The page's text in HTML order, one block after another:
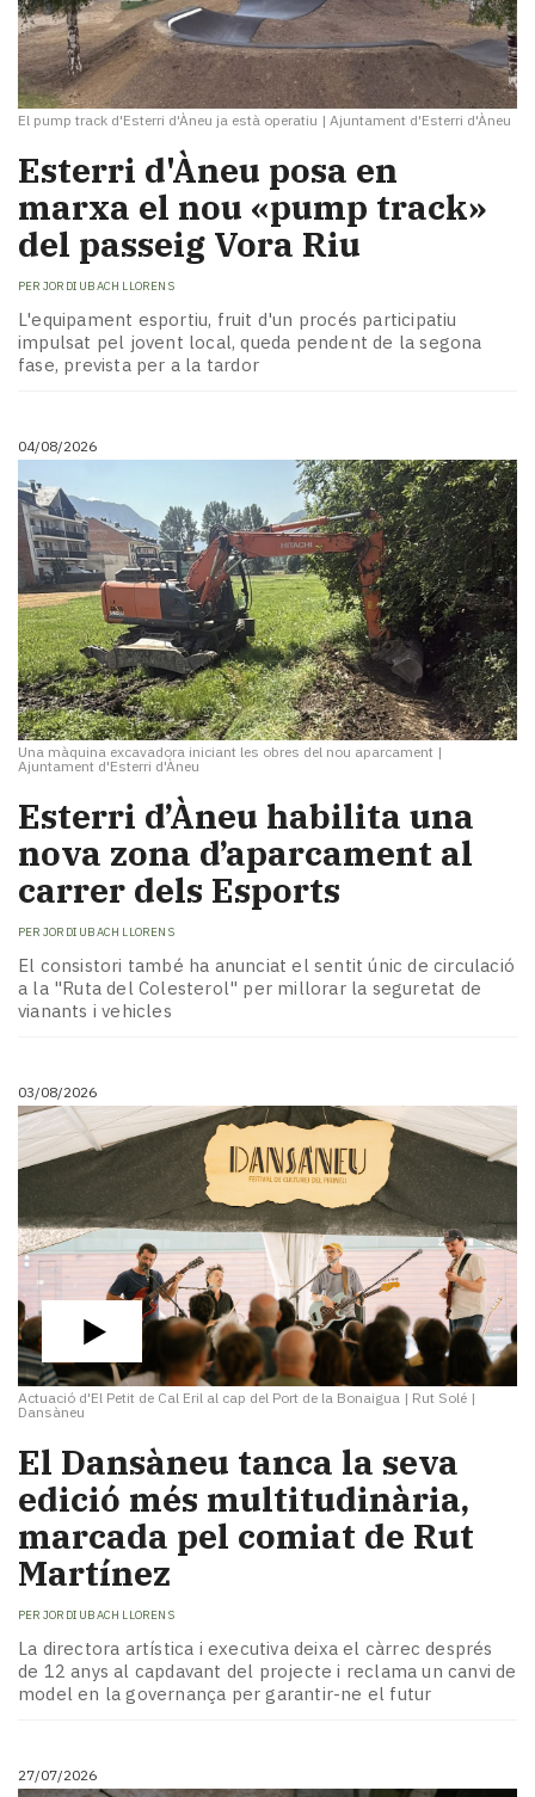
El pump track d'Esterri d'Àneu ja està operatiu | Ajuntament d'Esterri d'Àneu
Esterri d'Àneu posa en
marxa el nou «pump track»
del passeig Vora Riu
PER JORDI UBACH LLORENS
L'equipament esportiu, fruit d'un procés participatiu
impulsat pel jovent local, queda pendent de la segona
fase, prevista per a la tardor
04/08/2026
Una màquina excavadora iniciant les obres del nou aparcament |
Ajuntament d'Esterri d'Àneu
​Esterri d’Àneu habilita una
nova zona d’aparcament al
carrer dels Esports
PER JORDI UBACH LLORENS
El consistori també ha anunciat el sentit únic de circulació
a la "Ruta del Colesterol" per millorar la seguretat de
vianants i vehicles
03/08/2026
Actuació d'El Petit de Cal Eril al cap del Port de la Bonaigua | Rut Solé |
Dansàneu
​El Dansàneu tanca la seva
edició més multitudinària,
marcada pel comiat de Rut
Martínez
PER JORDI UBACH LLORENS
La directora artística i executiva deixa el càrrec després
de 12 anys al capdavant del projecte i reclama un canvi de
model en la governança per garantir-ne el futur
27/07/2026